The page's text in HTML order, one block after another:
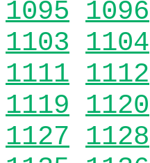
1095 1096
1103 1104
1111 1112
1119 1120
1127 1128